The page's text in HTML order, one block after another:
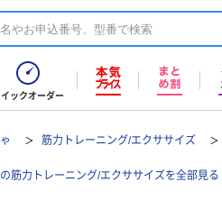
イックオーダー
筋力トレーニング/エクササイズ
筋力トレーニング/エクササイズを全部見る